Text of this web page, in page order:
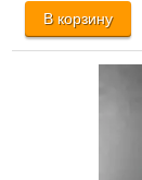
В корзину